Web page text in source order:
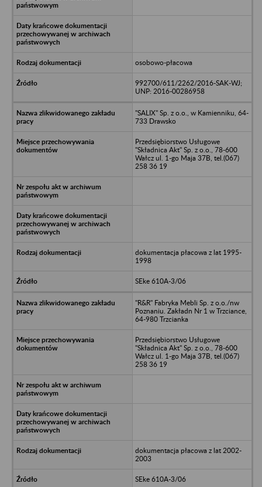
osobowo-płacowa
992700/611/2262/2016-SAK-WJ;
UNP: 2016-00286958
"SALIX" Sp. z o.o., w Kamienniku, 64-
733 Drawsko
Przedsiębiorstwo Usługowe
"Składnica Akt" Sp. z o.o., 78-600
Wałcz ul. 1-go Maja 37B, tel.(067)
258 36 19
dokumentacja płacowa z lat 1995-
1998
SEke 610A-3/06
"R&R" Fabryka Mebli Sp. z o.o./nw
Poznaniu. Zakładn Nr 1 w Trzciance,
64-980 Trzcianka
Przedsiębiorstwo Usługowe
"Składnica Akt" Sp. z o.o., 78-600
Wałcz ul. 1-go Maja 37B, tel.(067)
258 36 19
dokumentacja płacowa z lat 2002-
2003
SEke 610A-3/06